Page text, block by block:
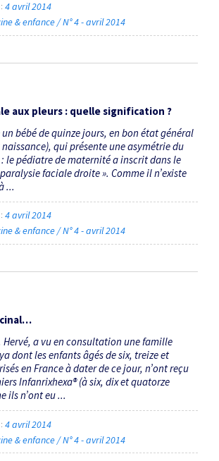
4 avril 2014
& enfance / N° 4 - avril 2014
aux pleurs : quelle signification ?
un bébé de quinze jours, en bon état général
qui présente une asymétrie du
le pédiatre de maternité a inscrit dans le
faciale droite ». Comme il n’existe
...
4 avril 2014
& enfance / N° 4 - avril 2014
Hervé, a vu en consultation une famille
dont les enfants âgés de six, treize et
en France à dater de ce jour, n’ont reçu
Infanrixhexa® (à six, dix et quatorze
ils n’ont eu ...
4 avril 2014
& enfance / N° 4 - avril 2014